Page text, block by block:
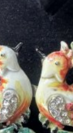
ПЕРЕЙТИ К